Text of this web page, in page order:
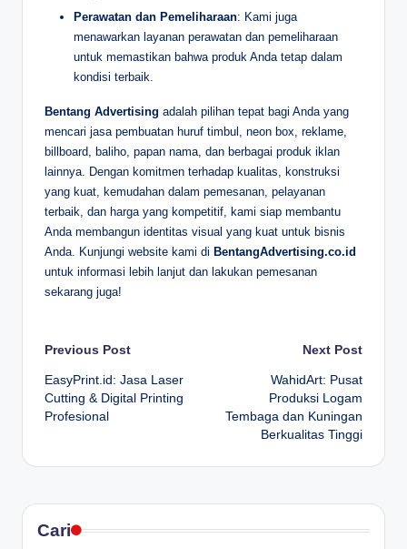
Perawatan dan Pemeliharaan: Kami juga
menawarkan layanan perawatan dan pemeliharaan
untuk memastikan bahwa produk Anda tetap dalam
kondisi terbaik.
Bentang Advertising adalah pilihan tepat bagi Anda yang
mencari jasa pembuatan huruf timbul, neon box, reklame,
billboard, baliho, papan nama, dan berbagai produk iklan
lainnya. Dengan komitmen terhadap kualitas, konstruksi
yang kuat, kemudahan dalam pemesanan, pelayanan
terbaik, dan harga yang kompetitif, kami siap membantu
Anda membangun identitas visual yang kuat untuk bisnis
Anda. Kunjungi website kami di BentangAdvertising.co.id
untuk informasi lebih lanjut dan lakukan pemesanan
sekarang juga!
Post
navigation
Previous Post
EasyPrint.id: Jasa Laser
Cutting & Digital Printing
Profesional
Next Post
WahidArt: Pusat
Produksi Logam
Tembaga dan Kuningan
Berkualitas Tinggi
Cari